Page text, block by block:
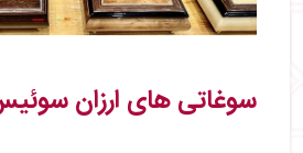
سوغاتی‌ های ارزان